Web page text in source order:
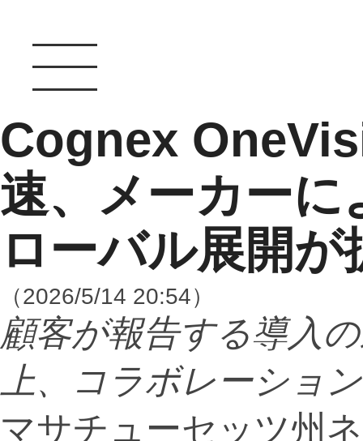
Cognex
速、メーカー
ローバル展開が
（2026/5/14 20:54）
顧客が報告する導入
上、コラボレーショ
マサチューセッツ州